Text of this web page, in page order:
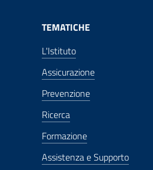
TEMATICHE
L'Istituto
Assicurazione
Prevenzione
Ricerca
Formazione
Assistenza e Supporto